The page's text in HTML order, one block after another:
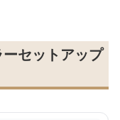
セットアップ